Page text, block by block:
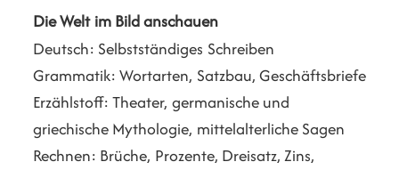
Die Welt im Bild anschauen
Deutsch: Selbstständiges Schreiben
Grammatik: Wortarten, Satzbau, Geschäftsbriefe
Erzählstoff: Theater, germanische und
griechische Mythologie, mittelalterliche Sagen
Rechnen: Brüche, Prozente, Dreisatz, Zins,